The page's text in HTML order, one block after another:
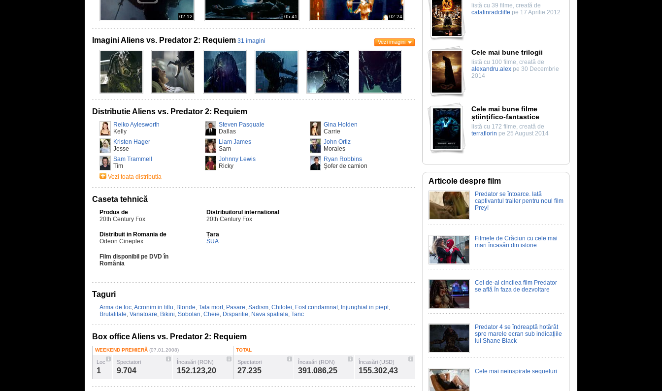
02:12 05:41 02:24
Imagini Aliens vs. Predator 2: Requiem 31 imagini Vezi imagini
Distributie Aliens vs. Predator 2: Requiem
Reiko Aylesworth
Kelly
Steven Pasquale
Dallas
Gina Holden
Carrie
Kristen Hager
Jesse
Liam James
Sam
John Ortiz
Morales
Sam Trammell
Tim
Johnny Lewis
Ricky
Ryan Robbins
Şofer de camion
Vezi toata distributia
Caseta tehnică
Produs de
20th Century Fox
Distribuitorul international
20th Century Fox
Distribuit in Romania de
Odeon Cineplex
Țara
SUA
Film disponibil pe DVD în
România
Taguri
Arma de foc,Acronim in titlu, Blonde, Tata mort, Pasare, Sadism, Chilotei, Fost condamnat, Injunghiat in piept,
Brutalitate, Vanatoare, Bikini, Sobolan, Cheie, Disparitie, Nava spatiala, Tanc
Box office Aliens vs. Predator 2: Requiem
WEEKEND PREMIERĂ (07.01.2008)
Loc
1
Spectatori
9.704
Încasări (RON)
152.123,20
TOTAL
Spectatori
27.235
Încasări (RON)
391.086,25
Încasări (USD)
155.302,43
listă cu 39 filme, creată de
catalinradcliffe pe 17 Aprilie 2012
Cele mai bune trilogii
listă cu 100 filme, creată de
alexandru.alex pe 30 Decembrie
2014
Cele mai bune filme
științifico-fantastice
listă cu 172 filme, creată de
terraflorin pe 25 August 2014
Articole despre film
Predator se întoarce. Iată
captivantul trailer pentru noul film
Prey!
Filmele de Crăciun cu cele mai
mari încasări din istorie
Cel de-al cincilea film Predator
se află în faza de dezvoltare
Predator 4 se îndreaptă hotărât
spre marele ecran sub indicaţiile
lui Shane Black
Cele mai neinspirate sequeluri